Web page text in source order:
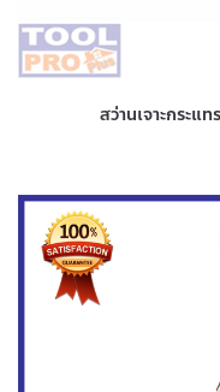
สว่านเจาะกระแ